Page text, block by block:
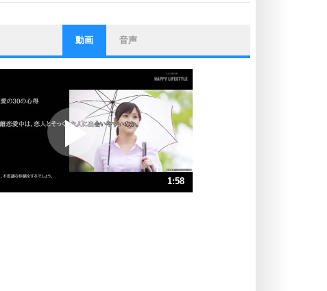
ストレス対策
他人と比べない。
いっそのこと、他人を見ない。
プラス思考
ポジティブになれない原因は、行動
しないから。
ポジティブ思考になる30の方法
ストレス対策
動画 音声
1:58